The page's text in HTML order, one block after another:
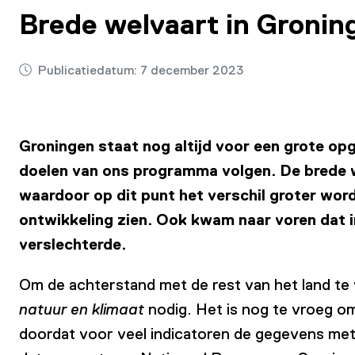
Brede welvaart in
Publicatiedatum: 7 december 2023
Groningen staat nog altijd voor een grote
doelen van ons programma volgen. De
waardoor op dit punt het verschil groter
ontwikkeling zien. Ook kwam naar voren dat
verslechterde.
Om de achterstand met de rest van het land
natuur en klimaat nodig. Het is nog te vroeg
doordat voor veel indicatoren de gegevens